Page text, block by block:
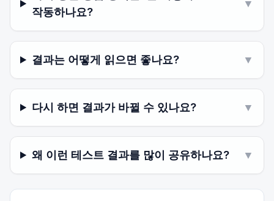
작동하나요?
▼
결과는 어떻게 읽으면 좋나요? ▼
다시 하면 결과가 바뀔 수 있나요? ▼
왜 이런 테스트 결과를 많이 공유하나요? ▼